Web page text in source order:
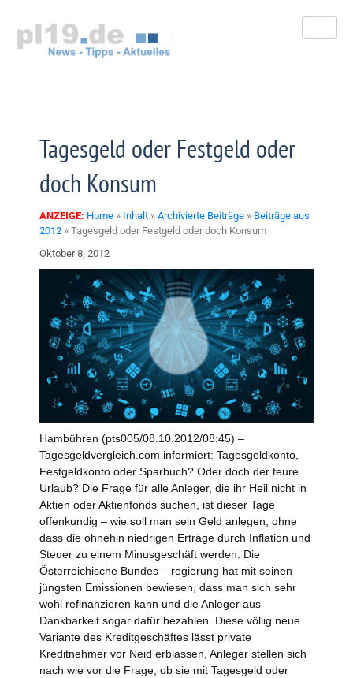
springen
Tagesgeld oder Festgeld oder
doch Konsum
ANZEIGE: Home » Inhalt » Archivierte Beiträge » Beiträge aus
2012 » Tagesgeld oder Festgeld oder doch Konsum
Oktober 8, 2012
Hambühren (pts005/08.10.2012/08:45) –
Tagesgeldvergleich.com informiert: Tagesgeldkonto,
Festgeldkonto oder Sparbuch? Oder doch der teure
Urlaub? Die Frage für alle Anleger, die ihr Heil nicht in
Aktien oder Aktienfonds suchen, ist dieser Tage
offenkundig – wie soll man sein Geld anlegen, ohne
dass die ohnehin niedrigen Erträge durch Inflation und
Steuer zu einem Minusgeschäft werden. Die
Österreichische Bundes – regierung hat mit seinen
jüngsten Emissionen bewiesen, dass man sich sehr
wohl refinanzieren kann und die Anleger aus
Dankbarkeit sogar dafür bezahlen. Diese völlig neue
Variante des Kreditgeschäftes lässt private
Kreditnehmer vor Neid erblassen, Anleger stellen sich
nach wie vor die Frage, ob sie mit Tagesgeld oder